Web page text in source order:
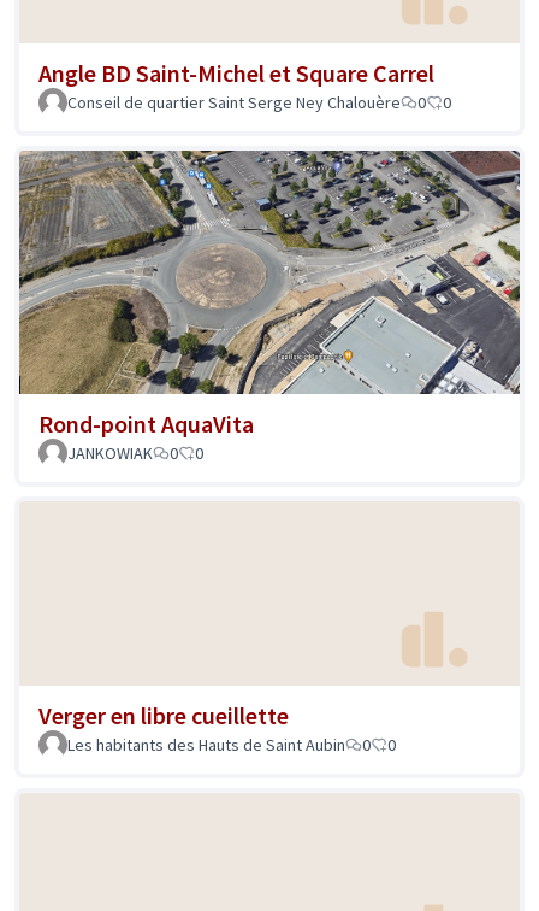
Angle BD Saint-Michel et Square Carrel
Conseil de quartier Saint Serge Ney Chalouère 0 0
Rond-point AquaVita
JANKOWIAK 0 0
Verger en libre cueillette
Les habitants des Hauts de Saint Aubin 0 0